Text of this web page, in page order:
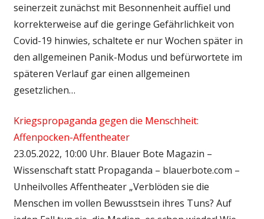
seinerzeit zunächst mit Besonnenheit auffiel und
korrekterweise auf die geringe Gefährlichkeit von
Covid-19 hinwies, schaltete er nur Wochen später in
den allgemeinen Panik-Modus und befürwortete im
späteren Verlauf gar einen allgemeinen
gesetzlichen…
Kriegspropaganda gegen die Menschheit:
Affenpocken-Affentheater
23.05.2022, 10:00 Uhr. Blauer Bote Magazin –
Wissenschaft statt Propaganda – blauerbote.com –
Unheilvolles Affentheater „Verblöden sie die
Menschen im vollen Bewusstsein ihres Tuns? Auf